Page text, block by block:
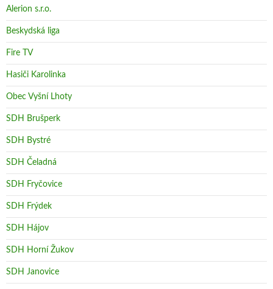
Alerion s.r.o.
Beskydská liga
Fire TV
Hasiči Karolinka
Obec Vyšní Lhoty
SDH Brušperk
SDH Bystré
SDH Čeladná
SDH Fryčovice
SDH Frýdek
SDH Hájov
SDH Horní Žukov
SDH Janovice